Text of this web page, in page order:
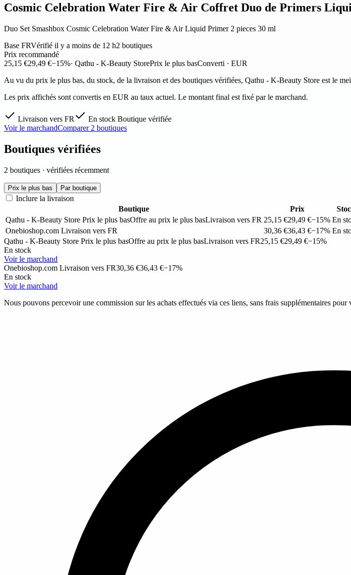
Cosmic Celebration Water Fire & Air Coffret Duo de Primers
Duo Set Smashbox Cosmic Celebration Water Fire & Air Liquid Primer 2 pieces 30 ml
Base FRVérifié il y a moins de 12 h2 boutiques
Prix recommandé
25,15 €29,49 €−15%· Qathu - K-Beauty StorePrix le plus basConverti · EUR
Au vu du prix le plus bas, du stock, de la livraison et des boutiques vérifiées, Qathu - K-Beauty Store est le
Les prix affichés sont convertis en EUR au taux actuel. Le montant final est fixé par le marchand.
Livraison vers FR En stock Boutique vérifiée
Voir le marchandComparer 2 boutiques
Boutiques vérifiées
2 boutiques · vérifiées récemment
Prix le plus bas Par boutique
Inclure la livraison
Boutique
Prix
Qathu - K-Beauty Store Prix le plus basOffre au prix le plus basLivraison vers FR 25,15 €29,49 €−15% En
Onebioshop.com Livraison vers FR 30,36 €36,43 €−17% En
Qathu - K-Beauty Store Prix le plus basOffre au prix le plus basLivraison vers FR25,15 €29,49 €−15%
En stock
Voir le marchand
Onebioshop.com Livraison vers FR30,36 €36,43 €−17%
En stock
Voir le marchand
Nous pouvons percevoir une commission sur les achats effectués via ces liens, sans frais supplémentaires pour